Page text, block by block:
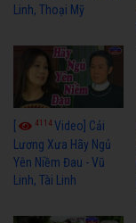
Linh, Thoại Mỹ
4114Video] Cải
Lương Xưa Hãy Ngủ
Yên Niềm Đau - Vũ
Linh, Tài Linh